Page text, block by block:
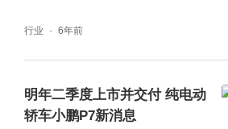
行业 6年前
明年二季度上市并交付 纯电动
轿车小鹏P7新消息